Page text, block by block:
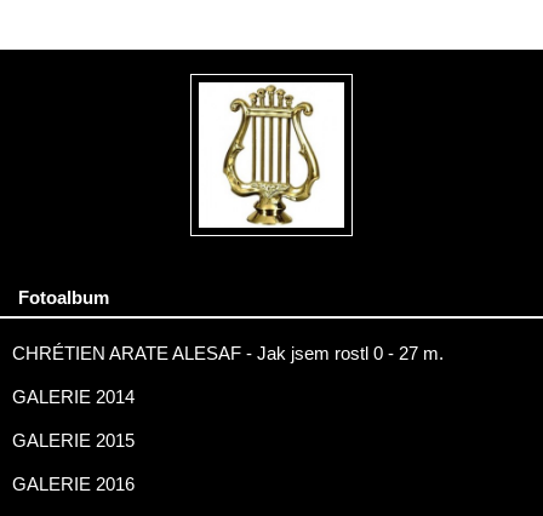
Fotoalbum
CHRÉTIEN ARATE ALESAF - Jak jsem rostl 0 - 27 m.
GALERIE 2014
GALERIE 2015
GALERIE 2016